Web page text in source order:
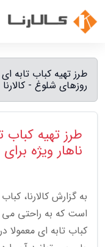
طرز تهیه کباب تابه
روزهای شلوغ - کالارنا
طرز تهیه کباب
ناهار ویژه
به گزارش کالارنا،
است که به راحتی می
کباب تابه ای